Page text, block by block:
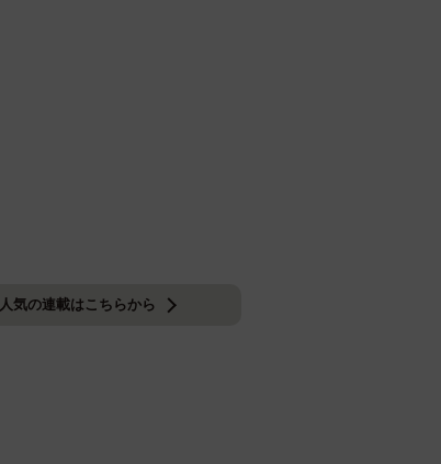
人気の連載はこちらから